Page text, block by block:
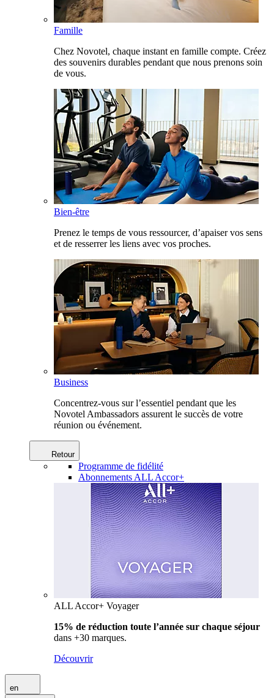
Famille
Chez Novotel, chaque instant en famille compte. Créez
des souvenirs durables pendant que nous prenons soin
de vous.
Bien-être
Prenez le temps de vous ressourcer, d’apaiser vos sens
et de resserrer les liens avec vos proches.
Business
Concentrez-vous sur l’essentiel pendant que les
Novotel Ambassadors assurent le succès de votre
réunion ou événement.
Retour
Programme de fidélité
Abonnements ALL Accor+
ALL Accor+ Voyager
15% de réduction toute l’année sur chaque séjour
dans +30 marques.
Découvrir
en